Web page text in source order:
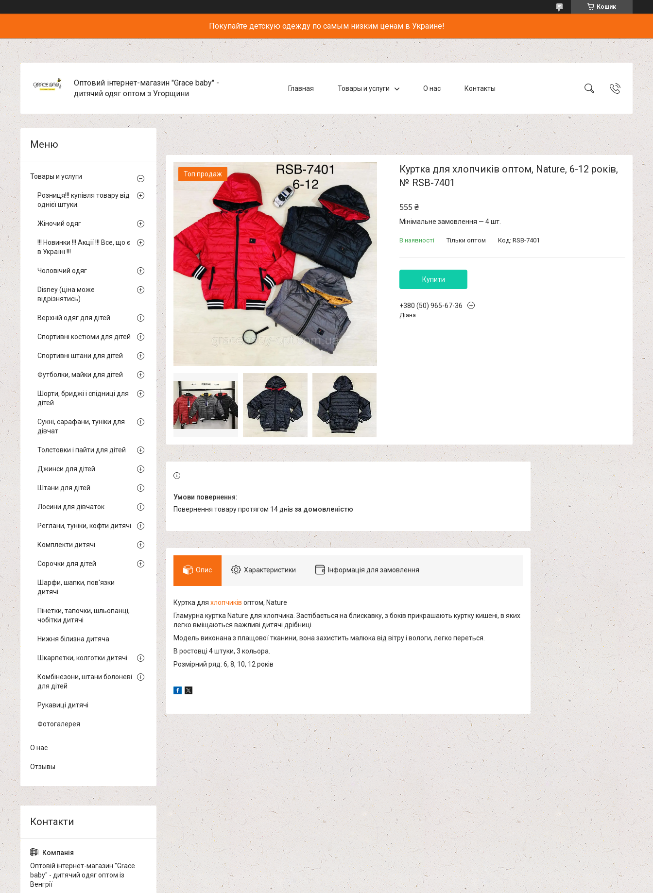
Кошик
Покупайте детскую одежду по самым низким ценам в Украине!
Оптовий інтернет-магазин "Grace baby" -
дитячий одяг оптом з Угорщини
Главная Товары и услуги О нас Контакты
Топ продаж
Куртка для хлопчиків оптом, Nature, 6-12 років,
№ RSB-7401
555 ₴
Мінімальне замовлення — 4 шт.
В наявності Тільки оптом Код: RSB-7401
Купити
+380 (50) 965-67-36
Діана
повернення товару протягом 14 днів за домовленістю
Опис Характеристики Інформація для замовлення
Куртка для хлопчиків оптом, Nature
Гламурна куртка Nature для хлопчика. Застібається на блискавку, з боків прикрашають куртку кишені, в яких
легко вміщаються важливі дитячі дрібниці.
Модель виконана з плащової тканини, вона захистить малюка від вітру і вологи, легко переться.
В ростовці 4 штуки, 3 кольора.
Розмірний ряд: 6, 8, 10, 12 років
Товары и услуги
Розниця!!! купівля товару від
однієї штуки.
Жіночий одяг
!!! Новинки !!! Акції !!! Все, що є
в Україні !!!
Чоловічий одяг
Disney (ціна може
відрізнятись)
Верхній одяг для дітей
Спортивні костюми для дітей
Спортивні штани для дітей
Футболки, майки для дітей
Шорти, бриджі і спідниці для
дітей
Сукні, сарафани, туніки для
дівчат
Толстовки і пайти для дітей
Джинси для дітей
Штани для дітей
Лосини для дівчаток
Реглани, туніки, кофти дитячі
Комплекти дитячі
Сорочки для дітей
Шарфи, шапки, пов'язки
дитячі
Пінетки, тапочки, шльопанці,
чобітки дитячі
Нижня білизна дитяча
Шкарпетки, колготки дитячі
Комбінезони, штани болоневі
для дітей
Рукавиці дитячі
Фотогалерея
О нас
Отзывы
Оптовій інтернет-магазин "Grace
baby" - дитячий одяг оптом із
Венгрії